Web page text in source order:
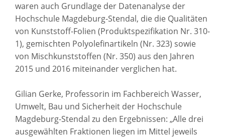
waren auch Grundlage der Datenanalyse der
Hochschule Magdeburg-Stendal, die die Qualitäten
von Kunststoff-Folien (Produktspezifikation Nr. 310-
1), gemischten Polyolefinartikeln (Nr. 323) sowie
von Mischkunststoffen (Nr. 350) aus den Jahren
2015 und 2016 miteinander verglichen hat.
Gilian Gerke, Professorin im Fachbereich Wasser,
Umwelt, Bau und Sicherheit der Hochschule
Magdeburg-Stendal zu den Ergebnissen: „Alle drei
ausgewählten Fraktionen liegen im Mittel jeweils